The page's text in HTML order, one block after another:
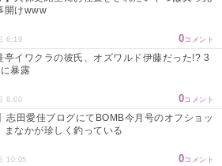
開けwww
6:19 0コメント
亭イワクラの彼氏、オズワルド伊藤だった!? 3
暴露
8:00 0コメント
志田愛佳ブログにてBOMB今月号のオフショッ
まなかが珍しく釣っている
10:05 0コメント